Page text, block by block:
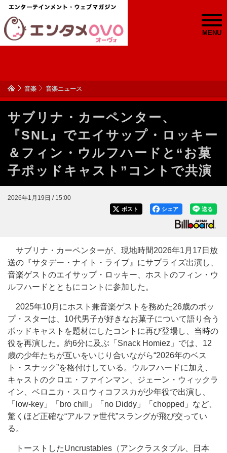
MENU
音楽 音楽ニュース
サブリナ・カーペンター、
『SNL』でエイサップ・ロッキー
＆フィン・ウルフハードと“お菓
子ポッドキャスト”コントで共演
2026年1月19日 / 15:00
送る
シェア
ポスト
サブリナ・カーペンターが、現地時間2026年1月17日放
送の『サタデー・ナイト・ライブ』にサプライズ出演し、
音楽ゲストのエイサップ・ロッキー、ホストのフィン・ウ
ルフハードとともにコントに参加した。
2025年10月にホスト兼音楽ゲストを務めた26歳のポッ
プ・スターは、10代男子が好きなお菓子について語り合う
ポッドキャストを題材にしたコントに再び登場し、当時の
役を再演した。約6分に及ぶ「Snack Homiez」では、12
歳の少年たちが互いをいじり合いながら“2026年のベス
ト・スナック”を格付けしている。ウルフハードに加え、
キャストのクロエ・ファインマン、ジェーン・ウィックラ
イン、ベロニカ・スロウィコフスカが少年役で出演し、
「low-key」「bro chill」「no Diddy」「chopped」など、
驚くほど正確な“アルファ世代”スラングが飛び交ってい
る。
トーストしたUncrustables（アンクラスタブル、日本